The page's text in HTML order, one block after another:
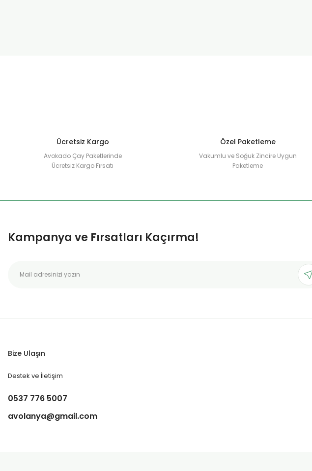
Ücretsiz Kargo
Avokado Çay Paketlerinde
Ücretsiz Kargo Fırsatı
Özel Paketleme
Vakumlu ve Soğuk Zincire Uygun
Paketleme
Kampanya ve Fırsatları Kaçırma!
Bize Ulaşın
Destek ve İletişim
0537 776 5007
avolanya@gmail.com